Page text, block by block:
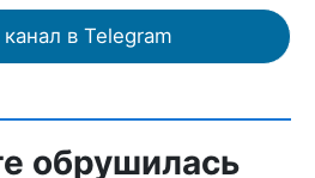
в Telegram
обрушилась